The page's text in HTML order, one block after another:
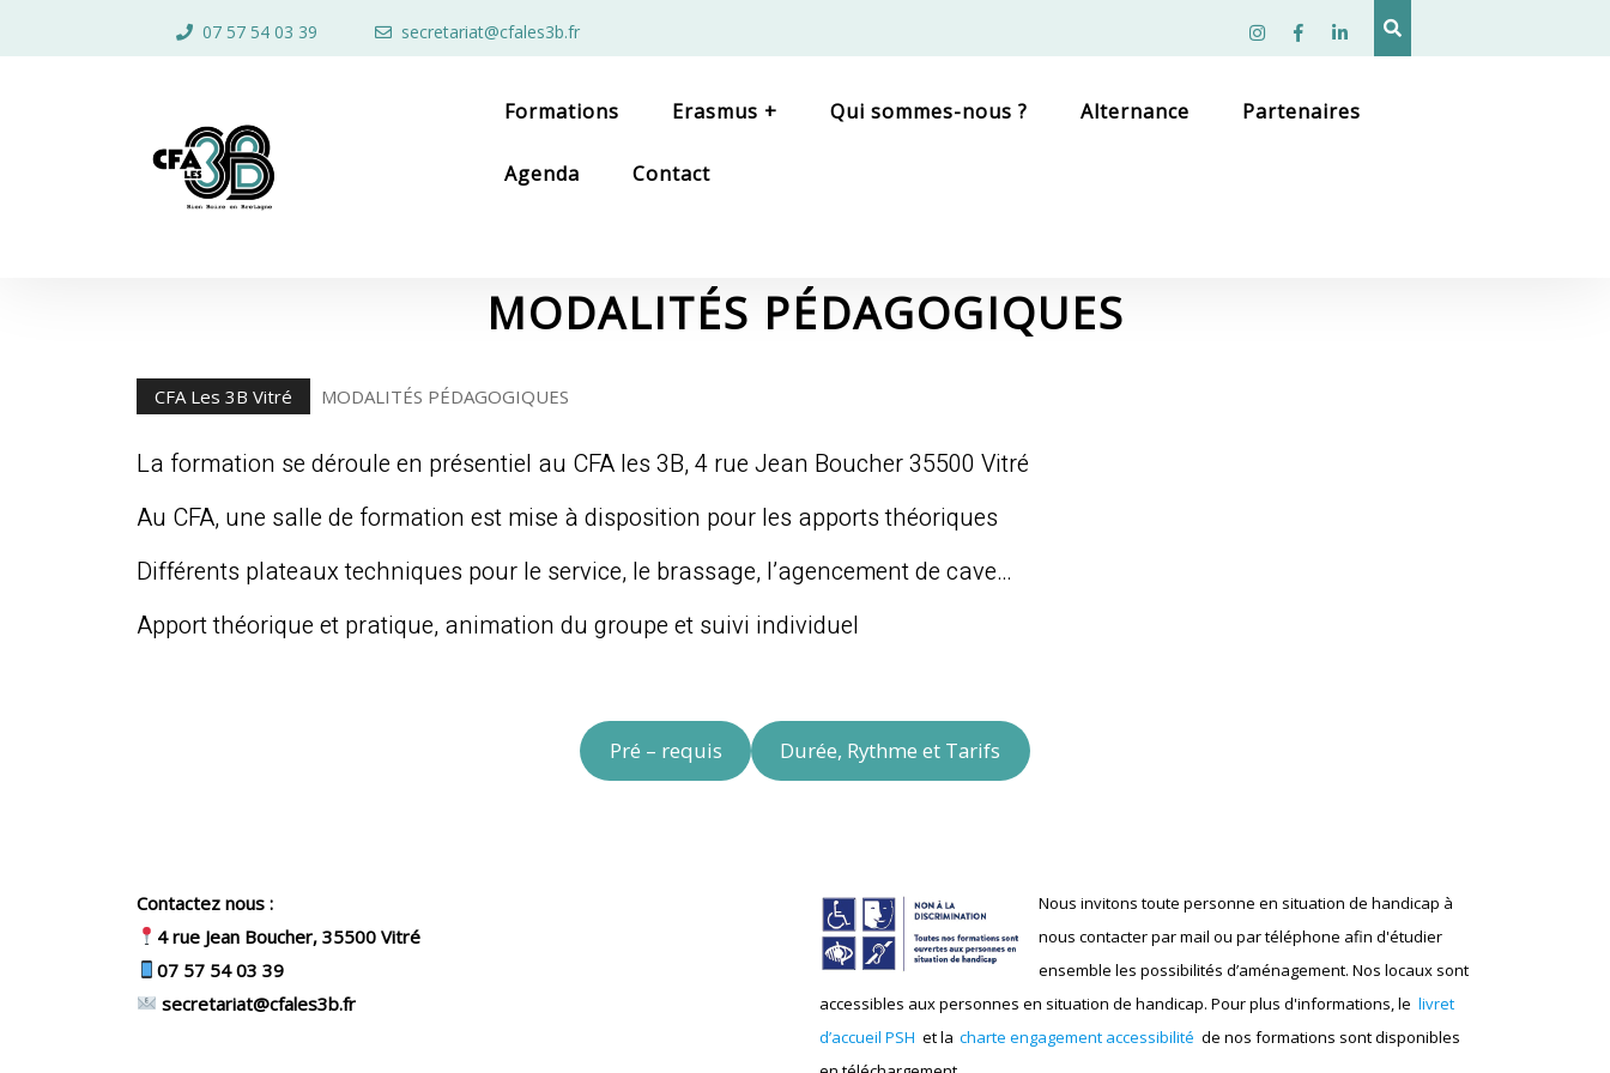
content
07 57 54 03 39 secretariat@cfales3b.fr Instagramfacebooklinkedin
Formations Erasmus + Qui sommes-nous ? Alternance Partenaires
Agenda Contact
MODALITÉS PÉDAGOGIQUES
CFA Les 3B Vitré MODALITÉS PÉDAGOGIQUES
La formation se déroule en présentiel au CFA les 3B, 4 rue Jean Boucher 35500 Vitré
Au CFA, une salle de formation est mise à disposition pour les apports théoriques
Différents plateaux techniques pour le service, le brassage, l’agencement de cave…
Apport théorique et pratique, animation du groupe et suivi individuel
Pré – requis Durée, Rythme et Tarifs
Contactez nous :
4 rue Jean Boucher, 35500 Vitré
07 57 54 03 39
secretariat@cfales3b.fr
Nous invitons toute personne en situation de handicap à
nous contacter par mail ou par téléphone afin d'étudier
ensemble les possibilités d’aménagement. Nos locaux sont
accessibles aux personnes en situation de handicap. Pour plus d'informations, le livret
d’accueil PSH et la charte engagement accessibilité de nos formations sont disponibles